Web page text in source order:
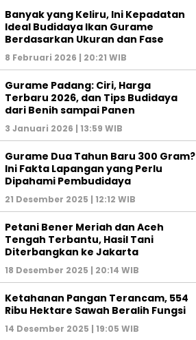
Banyak yang Keliru, Ini Kepadatan
Ideal Budidaya Ikan Gurame
Berdasarkan Ukuran dan Fase
8 Februari 2026 | 20:21 WIB
Gurame Padang: Ciri, Harga
Terbaru 2026, dan Tips Budidaya
dari Benih sampai Panen
3 Januari 2026 | 13:59 WIB
Gurame Dua Tahun Baru 300 Gram?
Ini Fakta Lapangan yang Perlu
Dipahami Pembudidaya
21 Desember 2025 | 12:12 WIB
Petani Bener Meriah dan Aceh
Tengah Terbantu, Hasil Tani
Diterbangkan ke Jakarta
18 Desember 2025 | 20:14 WIB
Ketahanan Pangan Terancam, 554
Ribu Hektare Sawah Beralih Fungsi
14 Desember 2025 | 19:05 WIB